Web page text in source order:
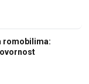
romobilima: